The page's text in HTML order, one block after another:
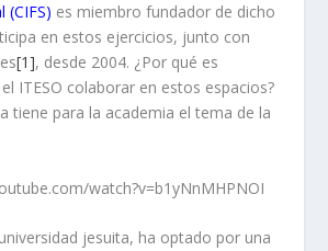
(CIFS) es miembro fundador de dicho
en estos ejercicios, junto con
[1], desde 2004. ¿Por qué es
ITESO colaborar en estos espacios?
tiene para la academia el tema de la
watch?v=b1yNnMHPNOI
jesuita, ha optado por una